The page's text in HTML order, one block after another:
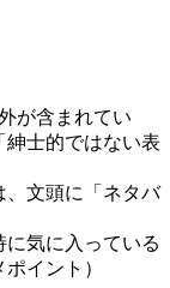
が含まれてい
紳士的ではない表
、文頭に「ネタバ
気に入っている
イント）